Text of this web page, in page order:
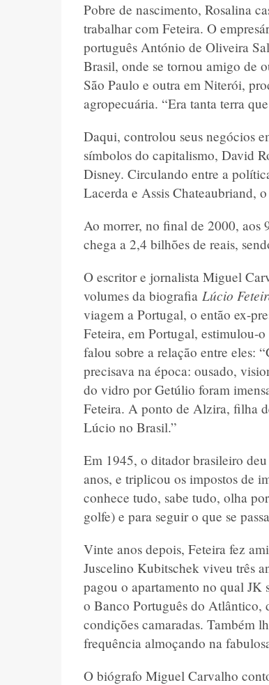
Pobre de nascimento, Rosalina
trabalhar com Feteira. O
português António de Oliveira
Brasil, onde se tornou amigo de
São Paulo e outra em Niterói,
agropecuária. “Era tanta terra
Daqui, controlou seus negócios
símbolos do capitalismo, David
Disney. Circulando entre a
Lacerda e Assis Chateaubriand,
Ao morrer, no final de 2000, aos
chega a 2,4 bilhões de reais,
O escritor e jornalista Miguel
volumes da biografia Lúcio
viagem a Portugal, o então ex-
Feteira, em Portugal, estimulou-
falou sobre a relação entre eles:
precisava na época: ousado,
do vidro por Getúlio foram
Feteira. A ponto de Alzira, filha
Lúcio no Brasil.”
Em 1945, o ditador brasileiro
anos, e triplicou os impostos de
conhece tudo, sabe tudo, olha
golfe) e para seguir o que se
Vinte anos depois, Feteira fez
Juscelino Kubitschek viveu três
pagou o apartamento no qual JK
o Banco Português do Atlântico,
condições camaradas. Também
frequência almoçando na
O biógrafo Miguel Carvalho